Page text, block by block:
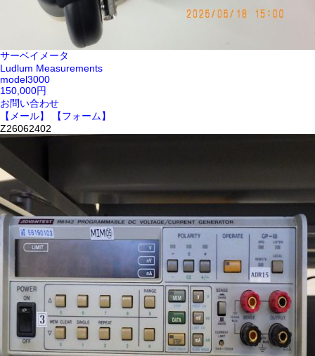
サーベイメータ
Ludlum Measurements
model3000
150,000円
お問い合わせ
【メール】
【フォーム】
Z26062402